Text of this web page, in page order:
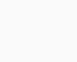
좋습니다.